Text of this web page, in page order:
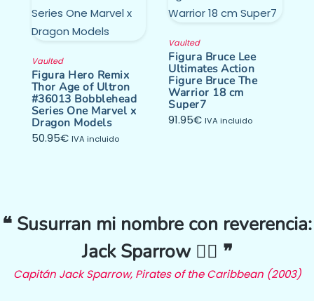
Vaulted
Figura Hero Remix
Thor Age of Ultron
#36013 Bobblehead
Series One Marvel x
Dragon Models
50.95€ IVA incluido
Vaulted
Figura Bruce Lee
Ultimates Action
Figure Bruce The
Warrior 18 cm
Super7
91.95€ IVA incluido
❝ Susurran mi nombre con reverencia:
Jack Sparrow 🏴‍☠️ ❞
Capitán Jack Sparrow, Pirates of the Caribbean (2003)